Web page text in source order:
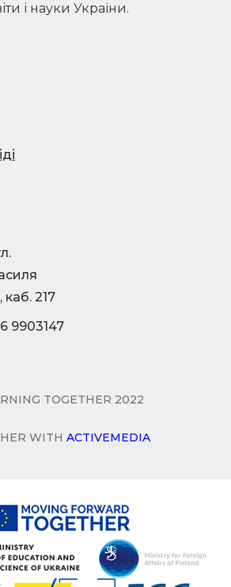
і науки України.
каб. 217
9903147
TOGETHER 2022
WITH ACTIVEMEDIA